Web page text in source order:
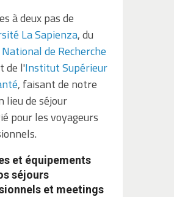
à deux pas de
La Sapienza, du
de Recherche
de l'Institut Supérieur
, faisant de notre
lieu de séjour
pour les voyageurs
et équipements
séjours
et meetings